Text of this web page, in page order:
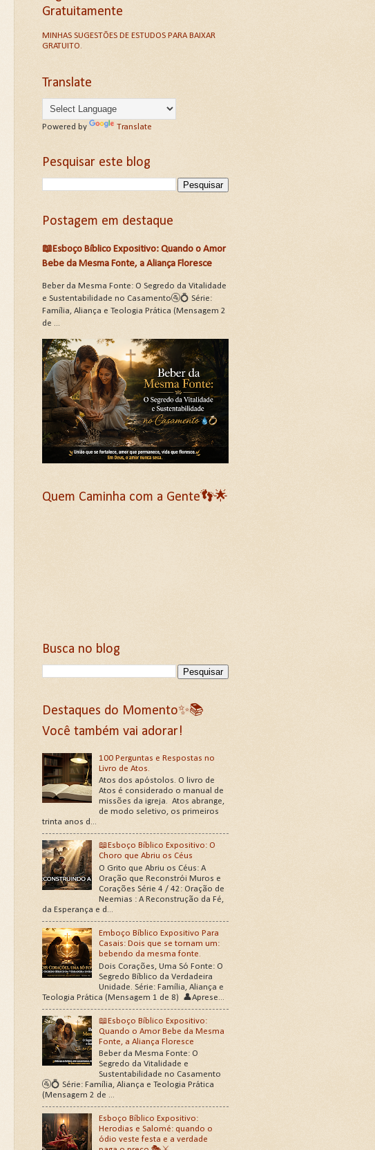
Gratuitamente
MINHAS SUGESTÕES DE ESTUDOS PARA BAIXAR
GRATUITO.
Translate
Powered by Translate
Pesquisar este blog
Postagem em destaque
📖Esboço Bíblico Expositivo: Quando o Amor
Bebe da Mesma Fonte, a Aliança Floresce
Beber da Mesma Fonte: O Segredo da Vitalidade
e Sustentabilidade no Casamento🚰💍 Série:
Família, Aliança e Teologia Prática (Mensagem 2
de ...
Quem Caminha com a Gente👣🌟
Busca no blog
Destaques do Momento✨📚
Você também vai adorar!
100 Perguntas e Respostas no
Livro de Atos.
Atos dos apóstolos. O livro de
Atos é considerado o manual de
missões da igreja. Atos abrange,
de modo seletivo, os primeiros
trinta anos d...
📖Esboço Bíblico Expositivo: O
Choro que Abriu os Céus
O Grito que Abriu os Céus: A
Oração que Reconstrói Muros e
Corações Série 4 / 42: Oração de
Neemias : A Reconstrução da Fé,
da Esperança e d...
Emboço Bíblico Expositivo Para
Casais: Dois que se tornam um:
bebendo da mesma fonte.
Dois Corações, Uma Só Fonte: O
Segredo Bíblico da Verdadeira
Unidade. Série: Família, Aliança e
Teologia Prática (Mensagem 1 de 8) 👤Aprese...
📖Esboço Bíblico Expositivo:
Quando o Amor Bebe da Mesma
Fonte, a Aliança Floresce
Beber da Mesma Fonte: O
Segredo da Vitalidade e
Sustentabilidade no Casamento
🚰💍 Série: Família, Aliança e Teologia Prática
(Mensagem 2 de ...
Esboço Bíblico Expositivo:
Herodias e Salomé: quando o
ódio veste festa e a verdade